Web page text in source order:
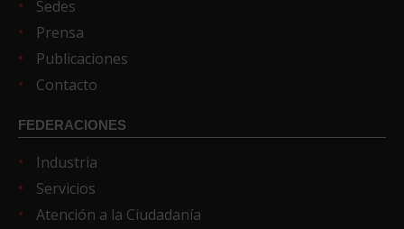
Sedes
Prensa
Publicaciones
Contacto
FEDERACIONES
Industria
Servicios
Atención a la Ciudadanía